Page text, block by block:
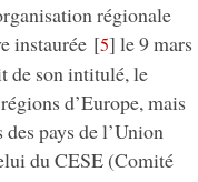
régionale
instaurée[5] le 9 mars
de son intitulé, le
d’Europe, mais
pays de l’Union
du CESE (Comité